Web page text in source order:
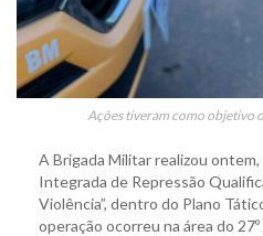
Ações tiveram como objetivo
A Brigada Militar realizou
Integrada de Repressão
Violência”, dentro do Plano
operação ocorreu na área do